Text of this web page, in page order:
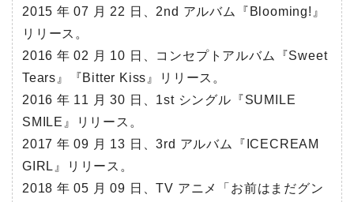
2015 年 07 月 22 日、2nd アルバム『Blooming!』
リリース。
2016 年 02 月 10 日、コンセプトアルバム『Sweet
Tears』『Bitter Kiss』リリース。
2016 年 11 月 30 日、1st シングル『SUMILE
SMILE』リリース。
2017 年 09 月 13 日、3rd アルバム『ICECREAM
GIRL』リリース。
2018 年 05 月 09 日、TV アニメ「お前はまだグン